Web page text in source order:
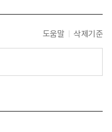
도움말 삭제기준